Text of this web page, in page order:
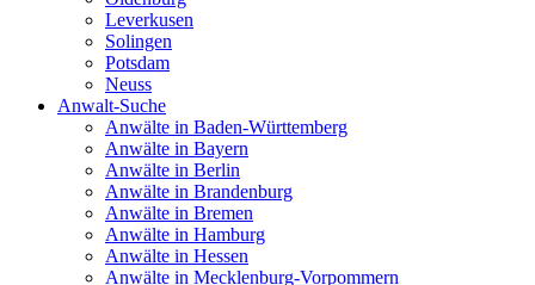
Leverkusen
Solingen
Potsdam
Neuss
Anwalt-Suche
Anwälte in Baden-Württemberg
Anwälte in Bayern
Anwälte in Berlin
Anwälte in Brandenburg
Anwälte in Bremen
Anwälte in Hamburg
Anwälte in Hessen
Anwälte in Mecklenburg-Vorpommern